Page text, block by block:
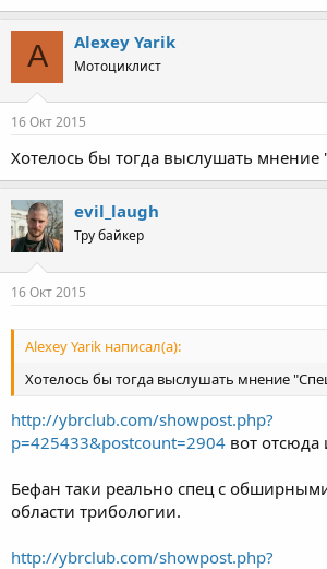
A Alexey Yarik
Мотоциклист
16 Окт 2015
Хотелось бы тогда выслушать мнение
evil_laugh
Тру байкер
16 Окт 2015
Alexey Yarik написал(а):
Хотелось бы тогда выслушать мнение
http://ybrclub.com/showpost.php?
p=425433&postcount=2904 вот
Бефан таки реально спец с
области трибологии.
http://ybrclub.com/showpost.php?